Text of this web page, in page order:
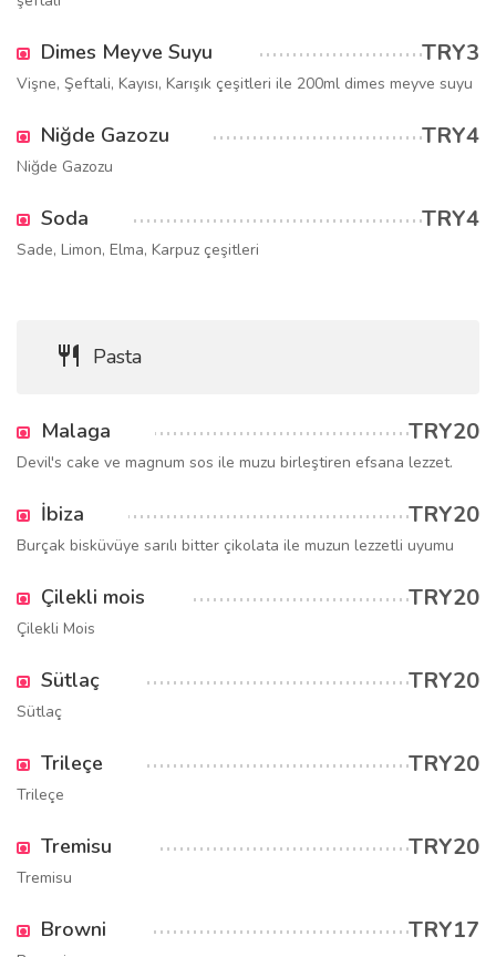
Dimes Meyve Suyu TRY3
Vişne, Şeftali, Kayısı, Karışık çeşitleri ile 200ml dimes meyve suyu
Niğde Gazozu TRY4
Niğde Gazozu
Soda TRY4
Sade, Limon, Elma, Karpuz çeşitleri
Pasta
Malaga TRY20
Devil's cake ve magnum sos ile muzu birleştiren efsana lezzet.
İbiza TRY20
Burçak bisküvüye sarılı bitter çikolata ile muzun lezzetli uyumu
Çilekli mois TRY20
Çilekli Mois
Sütlaç TRY20
Sütlaç
Trileçe TRY20
Trileçe
Tremisu TRY20
Tremisu
Browni TRY17